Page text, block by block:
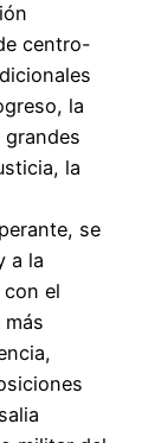
centro-
la
la
se
a la
el